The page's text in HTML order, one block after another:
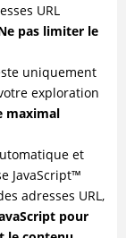
URL
pas limiter le
uniquement
exploration
maximal
et
JavaScript™
adresses URL,
pour